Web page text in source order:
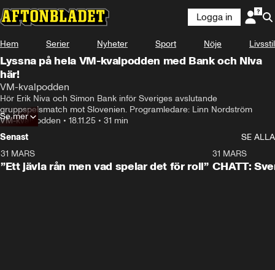
Logga in
Hem Serier Nyheter Sport Nöje Livsstil
Lyssna på hela VM-kvalpodden med Bank och Niva
här!
VM-kvalpodden
Hör Erik Niva och Simon Bank inför Sveriges avslutande
gruppspelsmatch mot Slovenien. Programledare: Linn Nordström
VM-kvalpodden • 18.11.25 • 31 min
Se mer
Senast
SE ALLA
31 MARS
”Ett jävla rån men vad spelar det för roll”
31 MARS
CHATT: